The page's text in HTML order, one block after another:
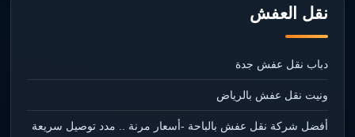
نقل العفش
دباب نقل عفش جدة
ونيت نقل عفش بالرياض
أفضل شركة نقل عفش بالباحة -أسعار مرنة .. مدد توصيل سريعة